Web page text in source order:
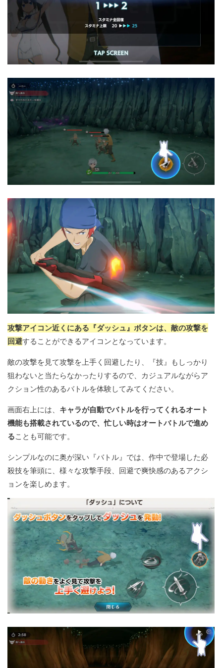
攻撃アイコン近くにある『ダッシュ』ボタンは、敵の攻撃を
回避することができるアイコンとなっています。
敵の攻撃を見て攻撃を上手く回避したり、『技』もしっかり
狙わないと当たらなかったりするので、カジュアルながらア
クション性のあるバトルを体験してみてください。
画面右上には、 キャラが自動でバトルを行ってくれるオート
機能も搭載されているので、忙しい時はオートバトルで進め
ることも可能です。
シンプルなのに奥が深い『バトル』では、作中で登場した必
殺技を筆頭に、様々な攻撃手段、回避で爽快感のあるアクシ
ョンを楽しめます。